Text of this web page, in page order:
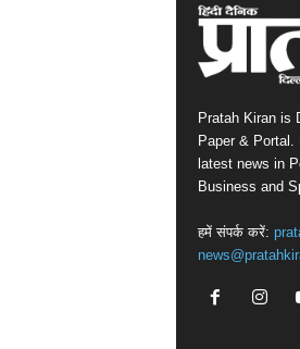
Pratah Kiran is
Paper &
latest news in
Business and
हमें संपर्क करें: